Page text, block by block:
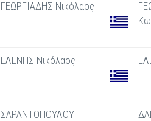
ΓΕΩΡΓΙΑΔΗΣ Νικόλαος
ΕΛΕΝΗΣ Νικόλαος
ΣΑΡΑΝΤΟΠΟΥΛΟΥ